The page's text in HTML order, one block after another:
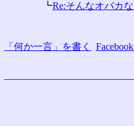
┗Re:そんなオバカ
「何か一言」を書く